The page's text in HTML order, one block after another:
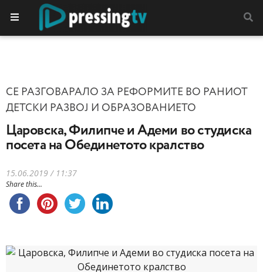
СЕ РАЗГОВАРАЛО ЗА РЕФОРМИТЕ ВО РАНИОТ
ДЕТСКИ РАЗВОЈ И ОБРАЗОВАНИЕТО
Царовска, Филипче и Адеми во студиска
посета на Обединетото кралство
15.06.2019 / 11:37
Share this...